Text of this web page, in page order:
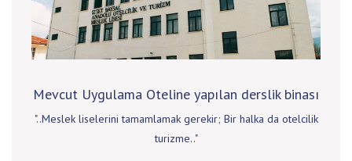
Mevcut Uygulama Oteline yapılan derslik binası
"..Meslek liselerini tamamlamak gerekir; Bir halka da otelcilik
turizme.."